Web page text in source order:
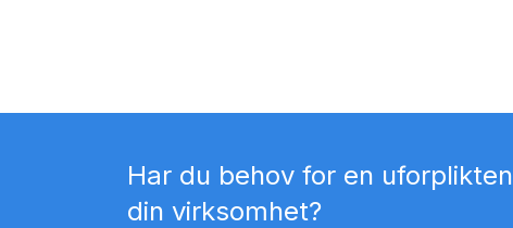
Har du behov for en
din virksomhet?